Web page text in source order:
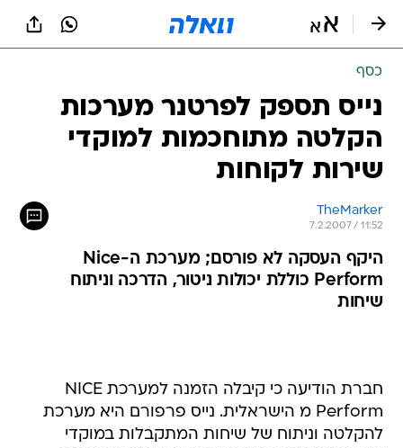
כסף
נייס תספק לפרטנר מערכות
הקלטה מתוחכמות למוקדי
שירות לקוחות
TheMarker
7.2.2007 / 11:52
היקף העסקה לא פורסם; מערכת ה-Nice
Perform כוללת יכולות ניטור, הדרכה וניתוח
שיחות
חברת הודיעה כי קיבלה הזמנה למערכת NICE
Perform מ הישראלית. נייס פרפורם היא מערכת
להקלטה וניתוח של שיחות המתקבלות במוקדי